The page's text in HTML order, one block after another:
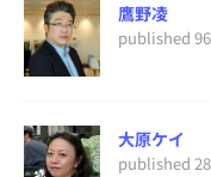
鷹野凌
published
大原ケイ
published